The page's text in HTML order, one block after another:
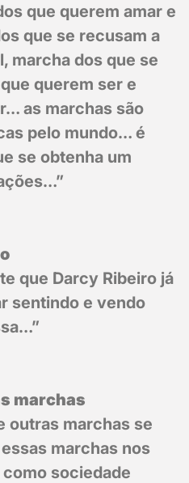
que querem amar e
que se recusam a
marcha dos que se
querem ser e
as marchas são
pelo mundo… é
se obtenha um
que Darcy Ribeiro já
sentindo e vendo
marchas
outras marchas se
marchas nos
sociedade